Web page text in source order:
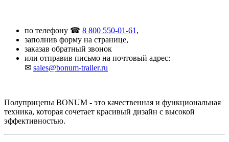
по телефону ☎ 8 800 550-01-61 ,
заполнив форму на странице,
заказав обратный звонок
или отправив письмо на почтовый адрес:
✉ sales@bonum-trailer.ru
Полуприцепы BONUM - это качественная и функциональная
техника, которая сочетает красивый дизайн с высокой
эффективностью.